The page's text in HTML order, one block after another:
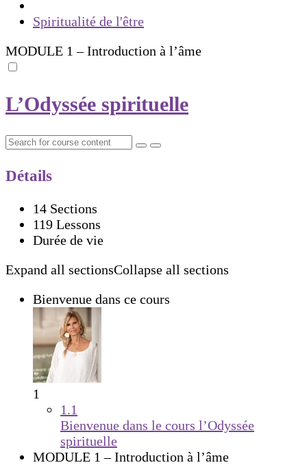
Spiritualité de l'être
MODULE 1 – Introduction à l’âme
L’Odyssée spirituelle
Détails
14 Sections
119 Lessons
Durée de vie
Expand all sectionsCollapse all sections
Bienvenue dans ce cours
1
1.1
Bienvenue dans le cours l’Odyssée
spirituelle
MODULE 1 – Introduction à l’âme